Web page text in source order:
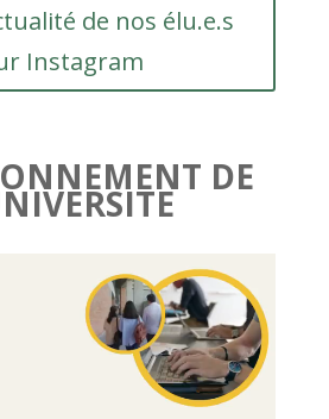
de nos élu.e.s
Instagram
DE